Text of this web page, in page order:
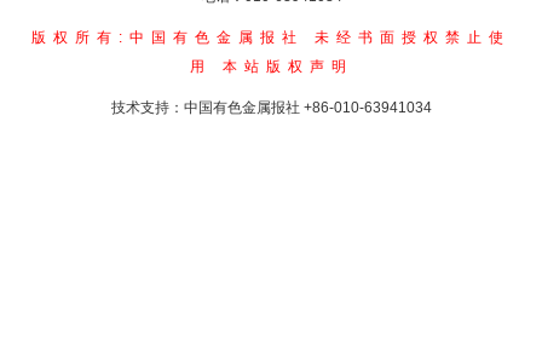
版权所有:中国有色金属报社
未经书面授权禁止使
用 本站版权声明
技术支持：中国有色金属报社 +86-010-63941034